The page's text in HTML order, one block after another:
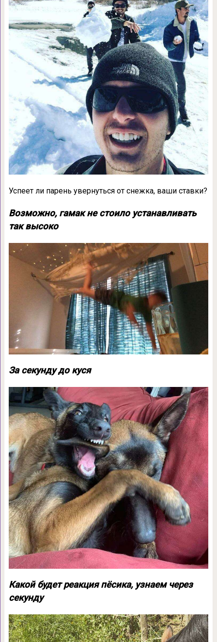
Успеет ли парень увернуться от снежка, ваши ставки?
Возможно, гамак не стоило устанавливать
так высоко
За секунду до куся
Какой будет реакция пёсика, узнаем через
секунду